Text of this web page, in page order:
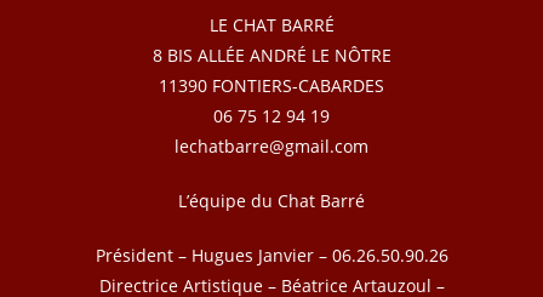
LE CHAT BARRÉ
8 BIS ALLÉE ANDRÉ LE NÔTRE
11390 FONTIERS-CABARDES
06 75 12 94 19
lechatbarre@gmail.com
L’équipe du Chat Barré
Président – Hugues Janvier – 06.26.50.90.26
Directrice Artistique – Béatrice Artauzoul –